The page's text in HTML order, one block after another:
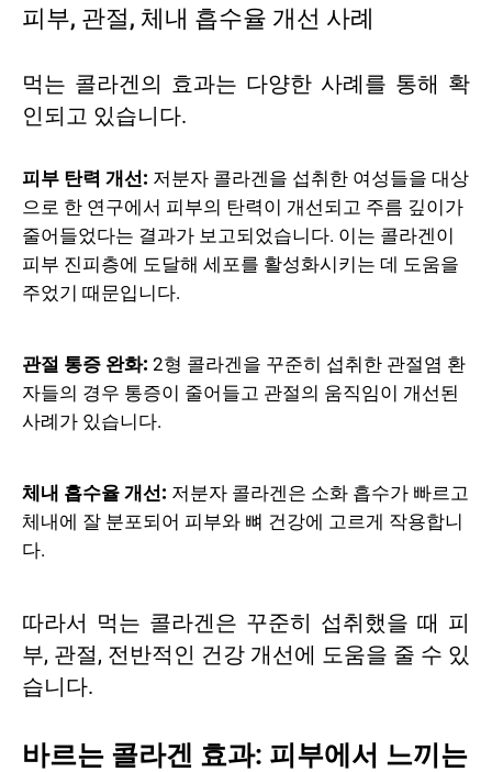
피부, 관절, 체내 흡수율 개선 사례
먹는 콜라겐의 효과는 다양한 사례를 통해 확
인되고 있습니다.
피부 탄력 개선: 저분자 콜라겐을 섭취한 여성들을 대상
으로 한 연구에서 피부의 탄력이 개선되고 주름 깊이가
줄어들었다는 결과가 보고되었습니다. 이는 콜라겐이
피부 진피층에 도달해 세포를 활성화시키는 데 도움을
주었기 때문입니다.
관절 통증 완화: 2형 콜라겐을 꾸준히 섭취한 관절염 환
자들의 경우 통증이 줄어들고 관절의 움직임이 개선된
사례가 있습니다.
체내 흡수율 개선: 저분자 콜라겐은 소화 흡수가 빠르고
체내에 잘 분포되어 피부와 뼈 건강에 고르게 작용합니
다.
따라서 먹는 콜라겐은 꾸준히 섭취했을 때 피
부, 관절, 전반적인 건강 개선에 도움을 줄 수 있
습니다.
바르는 콜라겐 효과: 피부에서 느끼는